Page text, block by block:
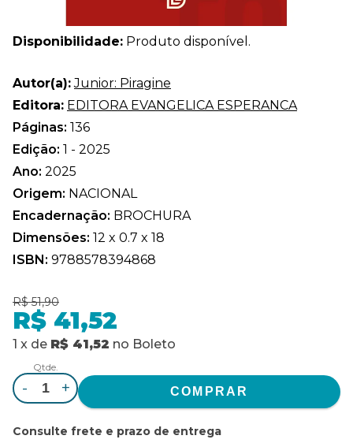
Disponibilidade: Produto disponível.
Autor(a): Junior: Piragine
Editora: EDITORA EVANGELICA ESPERANCA
Páginas: 136
Edição: 1 - 2025
Ano: 2025
Origem: NACIONAL
Encadernação: BROCHURA
Dimensões: 12 x 0.7 x 18
ISBN: 9788578394868
R$ 51,90
R$ 41,52
1 x de R$ 41,52 no Boleto
Qtde.
- +
Consulte frete e prazo de entrega